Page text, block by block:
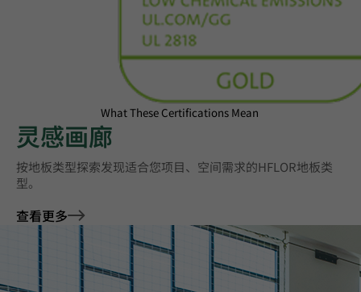
What These Certifications Mean
灵感画廊
按地板类型探索‌发现适合您项目、空间需求的HFLOR地板类
型。
查看更多